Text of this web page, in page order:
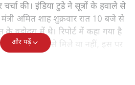
की। इंडिया टुडे ने सूत्रों के हवाले से
अमित शाह शुक्रवार रात 10 बजे से
वडोदरा में थे। रिपोर्ट में कहा गया है
अमित शाह से मिले या नहीं, इस पर
और पढ़ें